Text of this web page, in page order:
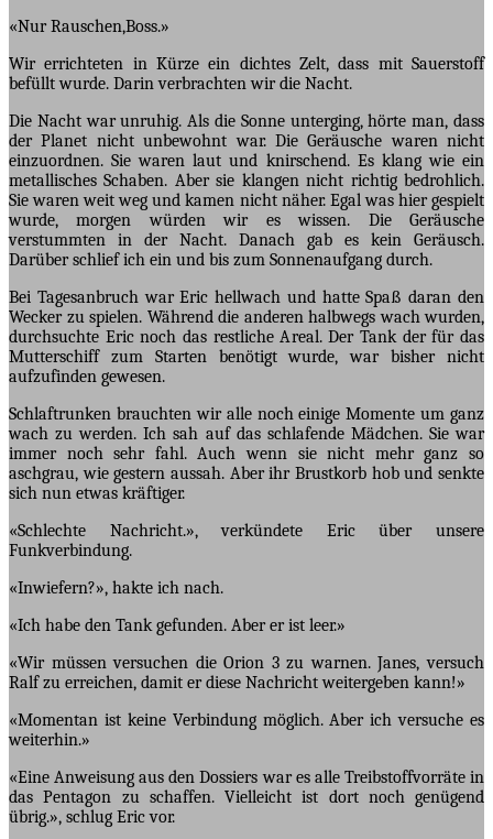
«Nur Rauschen,Boss.»
Wir errichteten in Kürze ein dichtes Zelt, dass mit Sauerstoff
befüllt wurde. Darin verbrachten wir die Nacht.
Die Nacht war unruhig. Als die Sonne unterging, hörte man, dass
der Planet nicht unbewohnt war. Die Geräusche waren nicht
einzuordnen. Sie waren laut und knirschend. Es klang wie ein
metallisches Schaben. Aber sie klangen nicht richtig bedrohlich.
Sie waren weit weg und kamen nicht näher. Egal was hier gespielt
wurde, morgen würden wir es wissen. Die Geräusche
verstummten in der Nacht. Danach gab es kein Geräusch.
Darüber schlief ich ein und bis zum Sonnenaufgang durch.
Bei Tagesanbruch war Eric hellwach und hatte Spaß daran den
Wecker zu spielen. Während die anderen halbwegs wach wurden,
durchsuchte Eric noch das restliche Areal. Der Tank der für das
Mutterschiff zum Starten benötigt wurde, war bisher nicht
aufzufinden gewesen.
Schlaftrunken brauchten wir alle noch einige Momente um ganz
wach zu werden. Ich sah auf das schlafende Mädchen. Sie war
immer noch sehr fahl. Auch wenn sie nicht mehr ganz so
aschgrau, wie gestern aussah. Aber ihr Brustkorb hob und senkte
sich nun etwas kräftiger.
«Schlechte Nachricht.», verkündete Eric über unsere
Funkverbindung.
«Inwiefern?», hakte ich nach.
«Ich habe den Tank gefunden. Aber er ist leer.»
«Wir müssen versuchen die Orion 3 zu warnen. Janes, versuch
Ralf zu erreichen, damit er diese Nachricht weitergeben kann!»
«Momentan ist keine Verbindung möglich. Aber ich versuche es
weiterhin.»
«Eine Anweisung aus den Dossiers war es alle Treibstoffvorräte in
das Pentagon zu schaffen. Vielleicht ist dort noch genügend
übrig.», schlug Eric vor.